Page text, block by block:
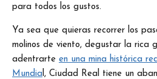
para todos los gustos.
Ya sea que quieras recorrer los
molinos de viento, degustar la rica
adentrarte en una mina histórica
Mundia l, Ciudad Real tiene un